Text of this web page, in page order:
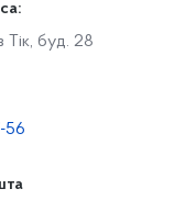
Тік, буд. 28
56